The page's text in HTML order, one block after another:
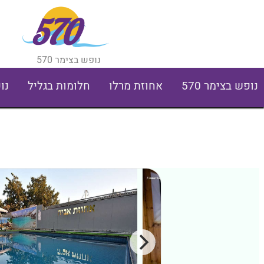
נופש בצימר 570
נופש בצימר 570 אחוזת מרלו חלומות בגליל